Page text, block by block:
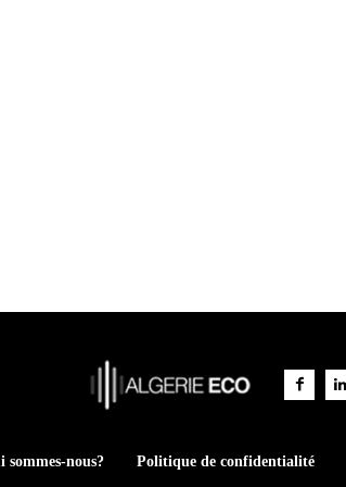
sommes-nous? Politique de confidentialité